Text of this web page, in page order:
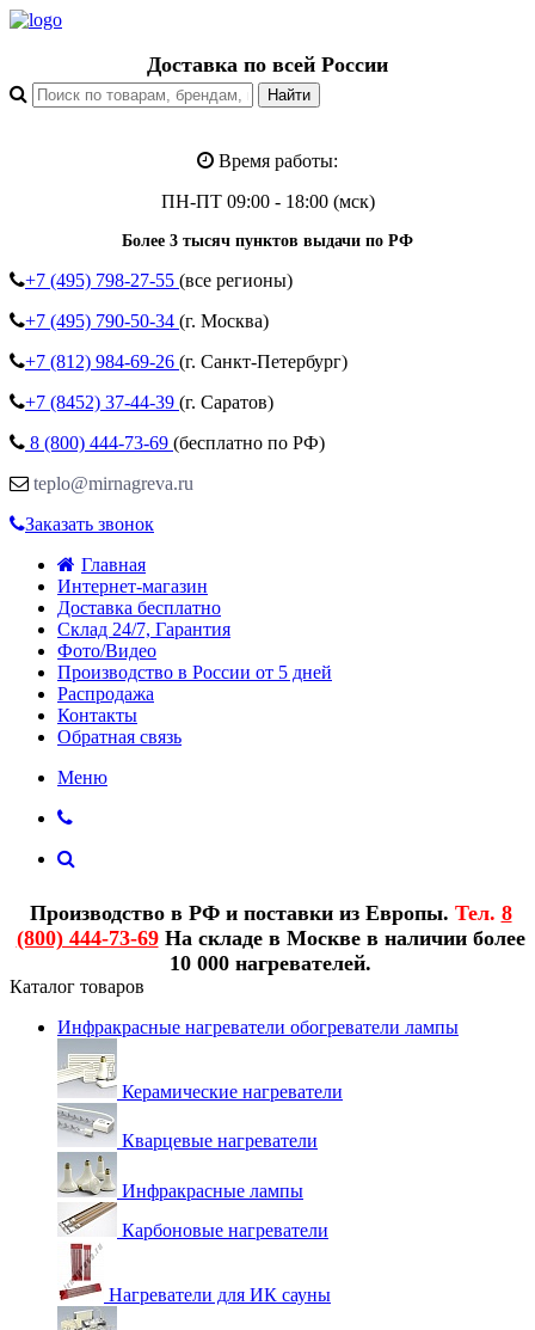
Доставка по всей России
Время работы:
ПН-ПТ 09:00 - 18:00 (мск)
Более 3 тысяч пунктов выдачи по РФ
+7 (495) 798-27-55 (все регионы)
+7 (495) 790-50-34 (г. Москва)
+7 (812) 984-69-26 (г. Санкт-Петербург)
+7 (8452) 37-44-39 (г. Саратов)
8 (800) 444-73-69 (бесплатно по РФ)
teplo@mirnagreva.ru
Заказать звонок
Главная
Интернет-магазин
Доставка бесплатно
Склад 24/7, Гарантия
Фото/Видео
Производство в России от 5 дней
Распродажа
Контакты
Обратная связь
Меню
Производство в РФ и поставки из Европы. Тел. 8
(800) 444-73-69На складе в Москве в наличии более
10 000 нагревателей.
Каталог товаров
Инфракрасные нагреватели обогреватели лампы
Керамические нагреватели
Кварцевые нагреватели
Инфракрасные лампы
Карбоновые нагреватели
Нагреватели для ИК сауны